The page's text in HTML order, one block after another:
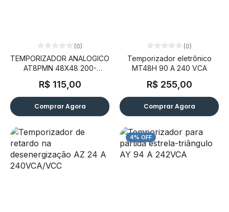
(0)
TEMPORIZADOR ANALOGICO
AT8PMN 48X48 200-
R$ 115,00
Comprar Agora
(0)
Temporizador eletrônico
MT48H 90 A 240 VCA
R$ 255,00
Comprar Agora
4% OFF